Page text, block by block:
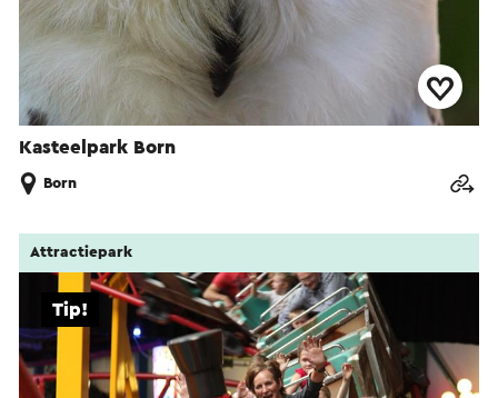
Kasteelpark Born
Born
Tip!
Attractiepark